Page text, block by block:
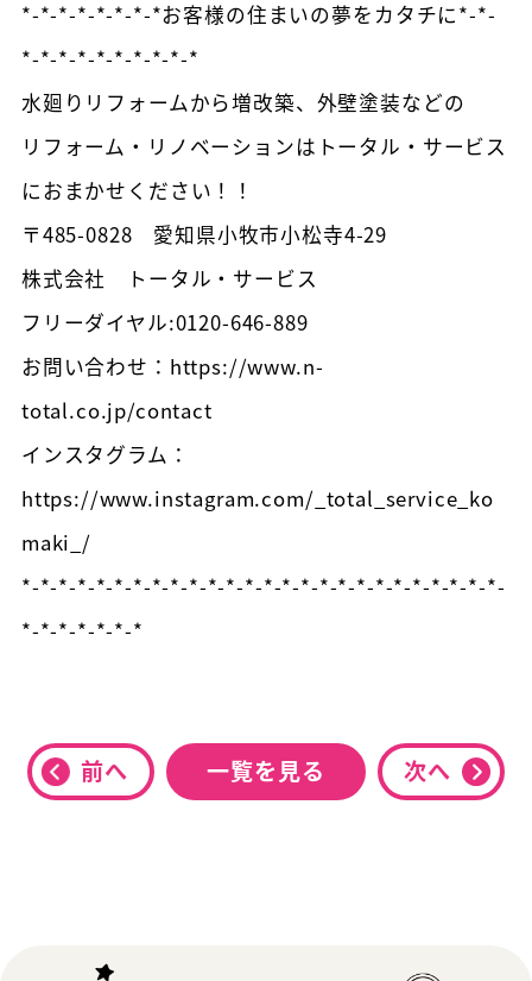
*-*-*-*-*-*-*-*お客様の住まいの夢をカタチに*-*-
*-*-*-*-*-*-*-*-*-*
水廻りリフォームから増改築、外壁塗装などの
リフォーム・リノベーションはトータル・サービス
におまかせください！！
〒485-0828 愛知県小牧市小松寺4-29
株式会社 トータル・サービス
フリーダイヤル:0120-646-889
お問い合わせ：https://www.n-
total.co.jp/contact
インスタグラム：
https://www.instagram.com/_total_service_ko
maki_/
*-*-*-*-*-*-*-*-*-*-*-*-*-*-*-*-*-*-*-*-*-*-*-*-*-*-
*-*-*-*-*-*-*
前へ 一覧を見る 次へ